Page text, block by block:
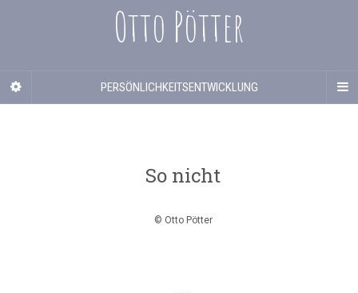
Otto Pötter
PERSÖNLICHKEITSENTWICKLUNG
So nicht
© Otto Pötter